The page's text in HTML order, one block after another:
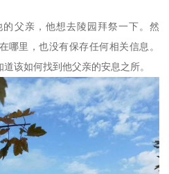
父亲，他想去陵园拜祭一下。然
哪里，也没有保存任何相关信息。
该如何找到他父亲的安息之所。